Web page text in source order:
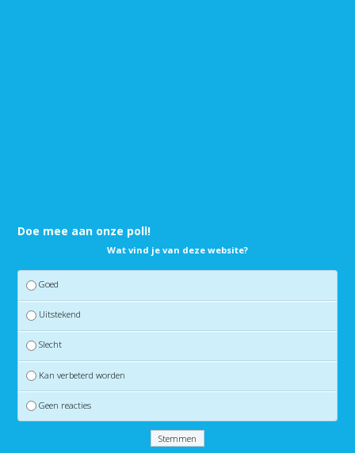
Doe mee aan onze poll!
Wat vind je van deze website?
Goed
Uitstekend
Slecht
Kan verbeterd worden
Geen reacties